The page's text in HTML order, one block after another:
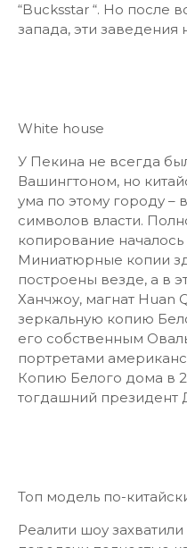
“Bucksstar “. Но после
запада, эти
White house
У Пекина не всегда
Вашингтоном, но
ума по этому городу –
символов власти.
копирование
Миниатюрные копии
построены везде, а в
Ханчжоу, магнат Huan
зеркальную копию
его собственным
портретами
Копию Белого дома в
тогдашний
Топ модель по-
Реалити шоу